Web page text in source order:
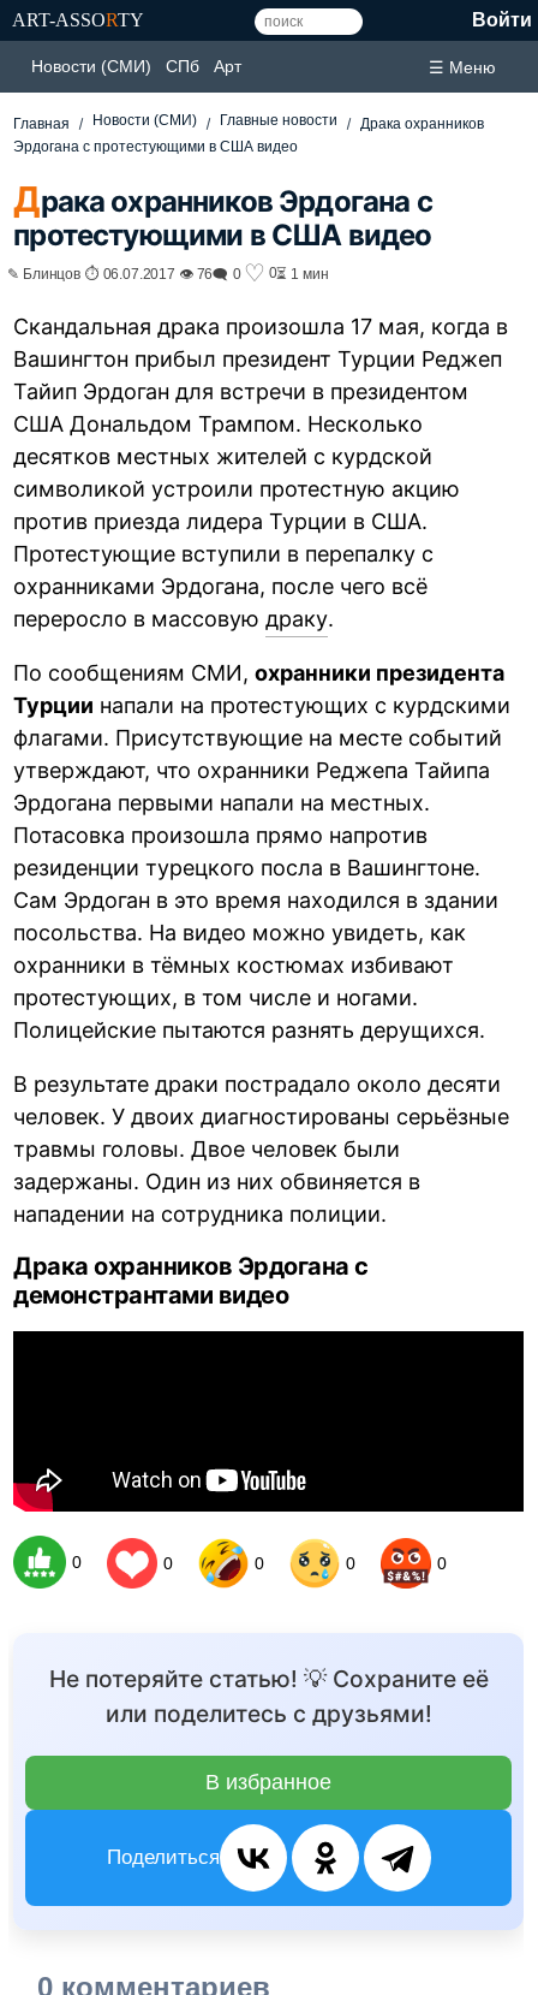
ART-ASSORTY Войти
Новости (СМИ) СПб Арт ☰ Меню
Главная Новости (СМИ) Главные новости
Драка охранников
Эрдогана с протестующими в США видео
Драка охранников Эрдогана с
протестующими в США видео
✎ Блинцов ⏱ 06.07.2017 👁 76🗨 0 ♡ 0⏳ 1 мин
Скандальная драка произошла 17 мая, когда в
Вашингтон прибыл президент Турции Реджеп
Тайип Эрдоган для встречи в президентом
США Дональдом Трампом. Несколько
десятков местных жителей с курдской
символикой устроили протестную акцию
против приезда лидера Турции в США.
Протестующие вступили в перепалку с
охранниками Эрдогана, после чего всё
переросло в массовуюдраку.
По сообщениям СМИ,охранники президента
Турции напали на протестующих с курдскими
флагами. Присутствующие на месте событий
утверждают, что охранники Реджепа Тайипа
Эрдогана первыми напали на местных.
Потасовка произошла прямо напротив
резиденции турецкого посла в Вашингтоне.
Сам Эрдоган в это время находился в здании
посольства. На видео можно увидеть, как
охранники в тёмных костюмах избивают
протестующих, в том числе и ногами.
Полицейские пытаются разнять дерущихся.
В результате драки пострадало около десяти
человек. У двоих диагностированы серьёзные
травмы головы. Двое человек были
задержаны. Один из них обвиняется в
нападении на сотрудника полиции.
Драка охранников Эрдогана с
демонстрантами видео
0 0 0 0 0
Не потеряйте статью! 💡 Сохраните её
или поделитесь с друзьями!
В избранное
Поделиться
0 комментариев